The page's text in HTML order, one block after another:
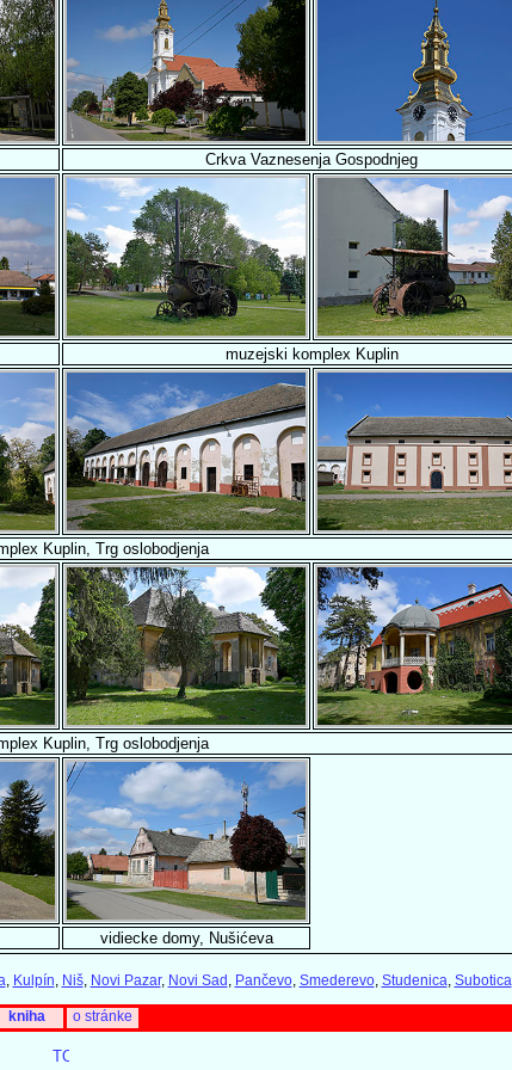
Crkva Vaznesenja Gospodnjeg
muzejski komplex Kuplin
Kuplin, Trg oslobodjenja
Kuplin, Trg oslobodjenja
vidiecke domy, Nušićeva
Kulpín Niš, Novi Pazar, Novi Sad Pančevo, Smederevo, Studenica Subotica
kniha o stránke